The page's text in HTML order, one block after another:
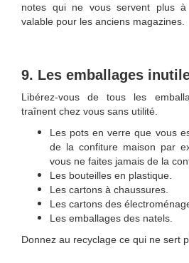
notes qui ne vous servent plus à
valable pour les anciens magazines.
9. Les emballages
Libérez-vous de tous les
traînent chez vous sans utilité.
Les pots en verre que vous
de la confiture maison par
vous ne faites jamais de la
Les bouteilles en plastique.
Les cartons à chaussures.
Les cartons des
Les emballages des natels.
Donnez au recyclage ce qui ne sert